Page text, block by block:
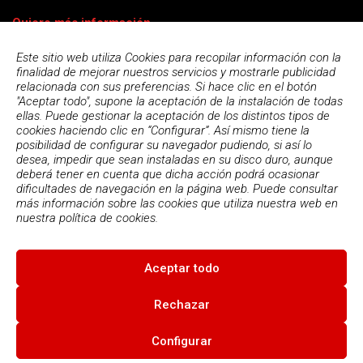
Este sitio web utiliza Cookies para recopilar información con la
finalidad de mejorar nuestros servicios y mostrarle publicidad
relacionada con sus preferencias. Si hace clic en el botón
"Aceptar todo", supone la aceptación de la instalación de todas
ellas. Puede gestionar la aceptación de los distintos tipos de
cookies haciendo clic en “Configurar”. Así mismo tiene la
posibilidad de configurar su navegador pudiendo, si así lo
desea, impedir que sean instaladas en su disco duro, aunque
deberá tener en cuenta que dicha acción podrá ocasionar
dificultades de navegación en la página web. Puede consultar
más información sobre las cookies que utiliza nuestra web en
nuestra política de cookies.
Aceptar todo
Rechazar
Configurar
Quiero más información
Acepto lapolítica de privacidad
© 2026
Condiciones de uso